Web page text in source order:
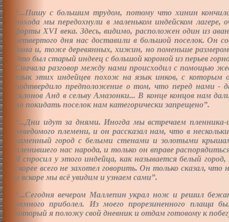
“...Пишу с большим трудом, потому что хинин
похода мы передохнули в маленьком индейском
форты ХVI века. Здесь, видимо, расположен один из
четвертого дня нас доставили в большой поселок. Он
дома и, тоже деревянных, хижин, но поменьше
Это был старый индеец с большой короной из перьев
Сначала разговор между нами происходил с помощью
язык этих индейцев похож на язык инков, с которым
подтвердило предположение о том, что перед нами -
склонов Анд в сельву Амазонки... В конце концов нам
но покидать поселок нам категорически запрещено”.
“...Дни идут за днями. Иногда мы встречаем
неведомого племени, и он рассказал нам, что в
каменный город с белыми стенами и золотыми
пленившего нас народа, и только он вправе
Я спросил у этого индейца, как называется белый
скорее всего не захотел говорить. Он только сказал,
и вскоре мы всё увидим и узнаем сами”.
“...Сегодня вечером Маллепин украл нож и решил
немного приболел. Из моего прорезиненного плаща
который я положу свой дневник и отдам готовому к